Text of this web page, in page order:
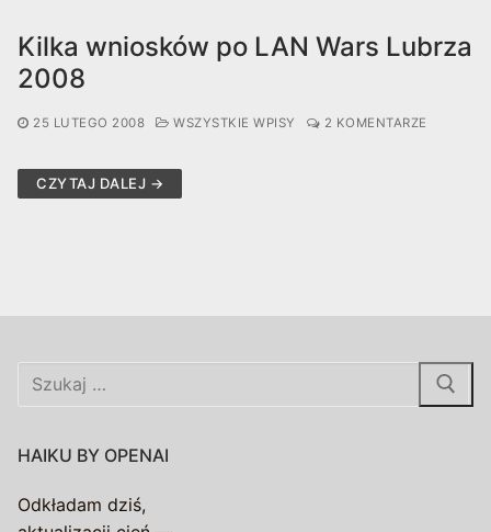
Kilka wniosków po LAN Wars Lubrza
2008
25 LUTEGO 2008 WSZYSTKIE WPISY 2 KOMENTARZE
CZYTAJ DALEJ →
Szukaj:
HAIKU BY OPENAI
Odkładam dziś,